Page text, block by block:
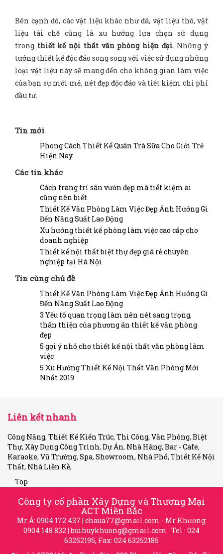
Bên cạnh đó, các vật liệu khác như đá, vật liệu thô, vật
liệu tái chế cũng là xu hướng lựa chọn sử dụng
trong thiết kế nội thất văn phòng hiện đại. Những ý
tưởng thiết kế độc đáo song song với việc sử dụng những
loại vật liệu này sẽ mang đến cho không gian làm việc
của bạn sự mới mẻ, nét đẹp độc đáo và tiết kiệm chi phí
đầu tư.
Tin mới
Phong Cách Thiết Kế Quán Trà Sữa Cho Giới Trẻ
Hiện Nay
Các tin khác
Cách trang trí sân vườn đẹp mà tiết kiệm ai
cũng nên biết
Thiết Kế Văn Phòng Làm Việc Đẹp Ảnh Hưởng Gì
Đến Năng Suất Lao Động
Xu hướng thiết kế phòng làm việc cao cấp cho
doanh nghiệp
Thiết kế nội thất biệt thự đẹp giá rẻ chuyên
nghiệp tại Hà Nội
Tin cùng chủ đề
Thiết Kế Văn Phòng Làm Việc Đẹp Ảnh Hưởng Gì
Đến Năng Suất Lao Động
3 Yếu tố quan trọng làm nên nét sang trọng,
thân thiện của phương án thiết kế văn phòng
đẹp
5 gợi ý nhỏ cho thiết kế nội thất văn phòng làm
việc
5 Xu Hướng Thiết Kế Nội Thất Văn Phòng Mới
Nhất 2019
Liên kết nhanh
Công Năng, Thiết Kế Kiến Trúc, Thi Công, Văn Phòng, Biệt
Thự, Xây Dựng Công Trình, Dự Án, Nhà Hàng, Bar - Cafe,
Karaoke, Vũ Trường, Spa, Showroom, Nhà Phố, Thiết Kế Nội
Thất, Nhà Liền Kề,
Top
Công ty cổ phần Xây Dựng và Thương Mại
ACT Miền Bắc
Mr Á: 0904 172 437 | chaua77@gmail.com - Mr Khương:
0904 148 832 |buihuykhuong@gmail.com . Tel : 024
63252195, Fax: 024 63252185